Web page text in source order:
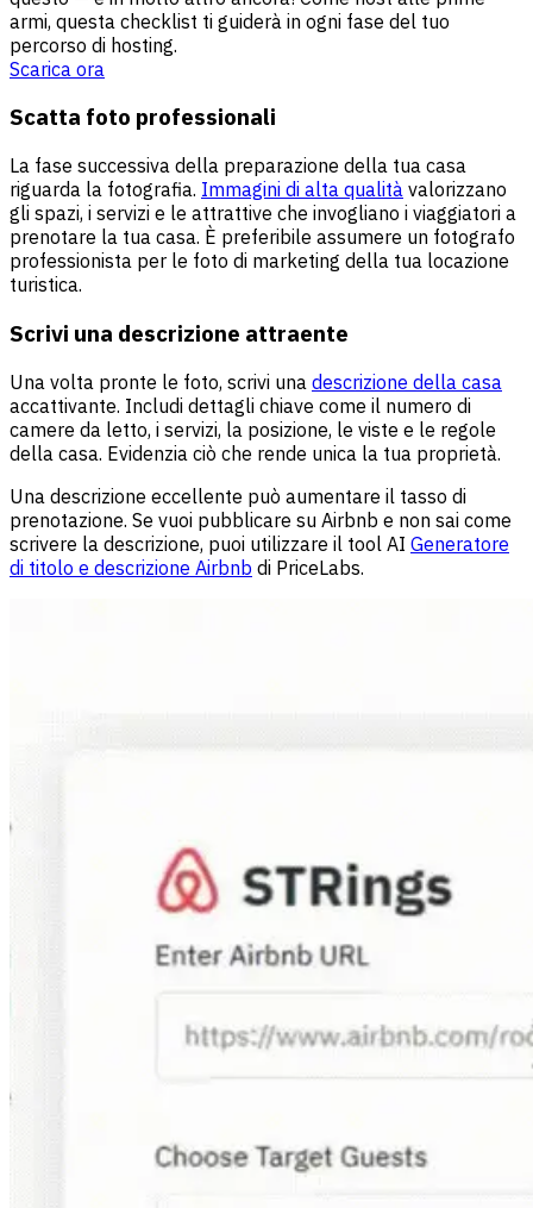
armi, questa checklist ti guiderà in ogni fase del tuo
percorso di hosting.
Scarica ora
Scatta foto professionali
La fase successiva della preparazione della tua casa
riguarda la fotografia. Immagini di alta qualità valorizzano
gli spazi, i servizi e le attrattive che invogliano i viaggiatori a
prenotare la tua casa. È preferibile assumere un fotografo
professionista per le foto di marketing della tua locazione
turistica.
Scrivi una descrizione attraente
Una volta pronte le foto, scrivi una descrizione della casa
accattivante. Includi dettagli chiave come il numero di
camere da letto, i servizi, la posizione, le viste e le regole
della casa. Evidenzia ciò che rende unica la tua proprietà.
Una descrizione eccellente può aumentare il tasso di
prenotazione. Se vuoi pubblicare su Airbnb e non sai come
scrivere la descrizione, puoi utilizzare il tool AI Generatore
di titolo e descrizione Airbnb di PriceLabs.